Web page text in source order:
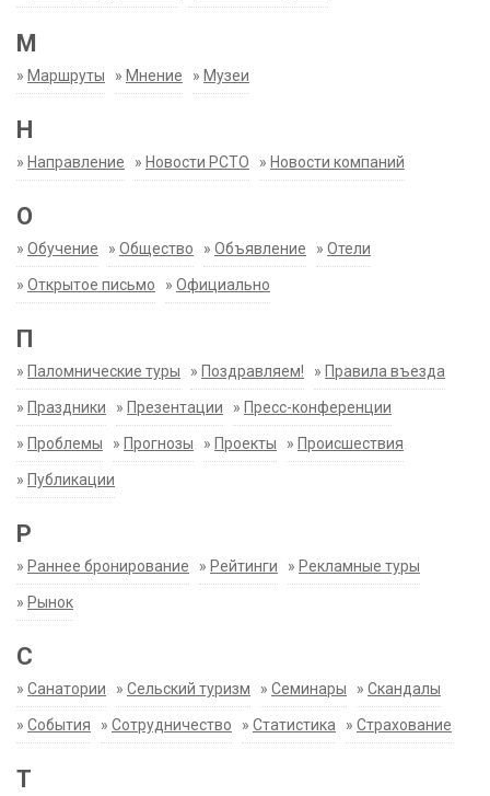
М
» Маршруты » Мнение » Музеи
Н
» Направление » Новости РСТО » Новости компаний
О
» Обучение » Общество » Объявление » Отели
» Открытое письмо » Официально
П
» Паломнические туры » Поздравляем! » Правила въезда
» Праздники » Презентации » Пресс-конференции
» Проблемы » Прогнозы » Проекты » Происшествия
» Публикации
Р
» Раннее бронирование » Рейтинги » Рекламные туры
» Рынок
С
» Санатории » Сельский туризм » Семинары » Скандалы
» События » Сотрудничество » Статистика » Страхование
Т